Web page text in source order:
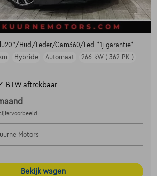
Hud/Leder/Cam360/Led *1j garantie*
Hybride Automaat 266 kW ( 362 PK )
BTW aftrekbaar
Motors
Bekijk wagen